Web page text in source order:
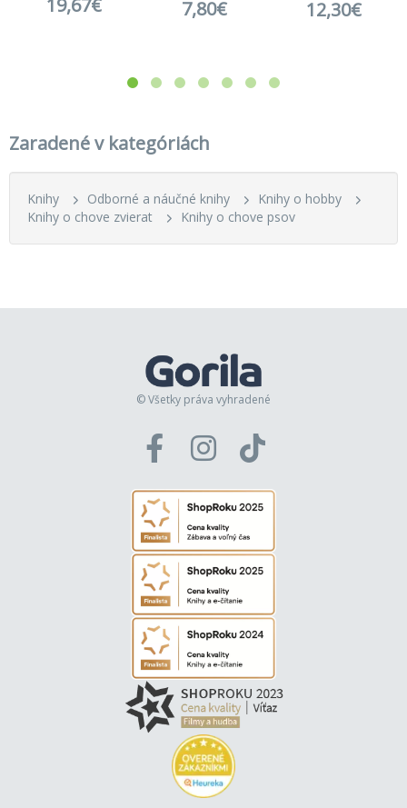
19,67€ 7,80€ 12,30€
Zaradené v kategóriách
Knihy Odborné a náučné knihy
Knihy o hobby
Knihy o chove zvierat
Knihy o chove psov
© Všetky práva vyhradené